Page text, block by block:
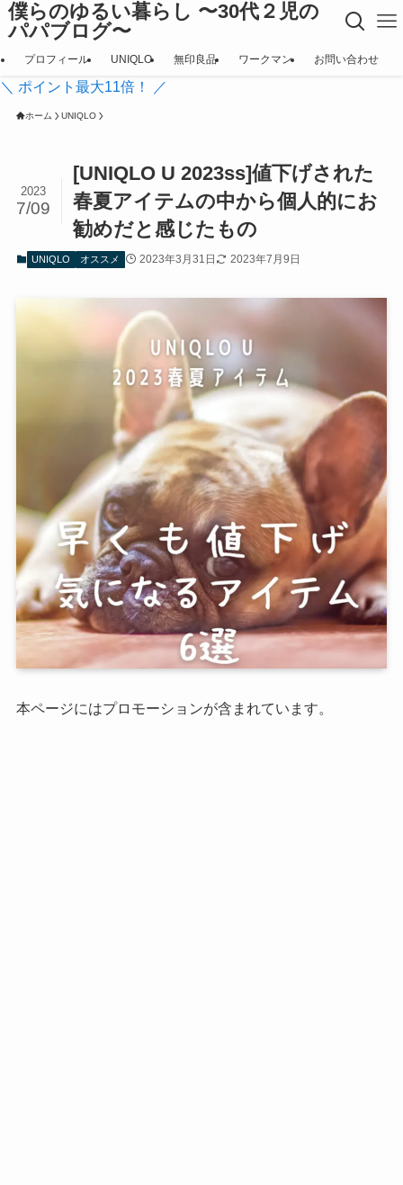
僕らのゆるい暮らし 〜30代２児の
パパブログ〜
プロフィール UNIQLO 無印良品 ワークマン お問い合わせ
＼ ポイント最大11倍！ ／
ホーム UNIQLO
[UNIQLO U 2023ss]値下げされた
春夏アイテムの中から個人的にお
勧めだと感じたもの
2023
7/09
UNIQLO オススメ 2023年3月31日 2023年7月9日
本ページにはプロモーションが含まれています。